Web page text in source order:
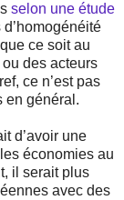
selon une étude
ce soit au
des acteurs
ce n’est pas
en général.
d’avoir une
économies au
il serait plus
avec des